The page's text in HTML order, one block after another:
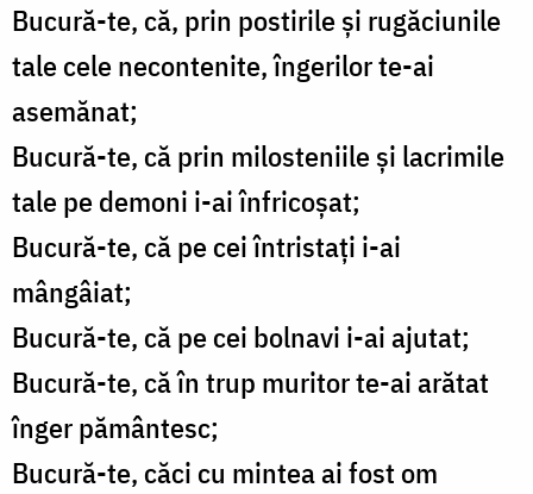
Bucură-te, că, prin postirile şi rugăciunile
tale cele necontenite, îngerilor te-ai
asemănat;
Bucură-te, că prin milosteniile şi lacrimile
tale pe demoni i-ai înfricoşat;
Bucură-te, că pe cei întristaţi i-ai
mângâiat;
Bucură-te, că pe cei bolnavi i-ai ajutat;
Bucură-te, că în trup muritor te-ai arătat
înger pământesc;
Bucură-te, căci cu mintea ai fost om